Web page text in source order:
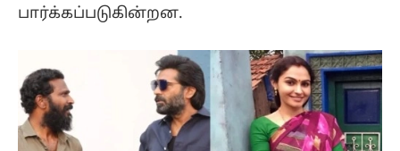
பார்க்கப்படுகின்றன.